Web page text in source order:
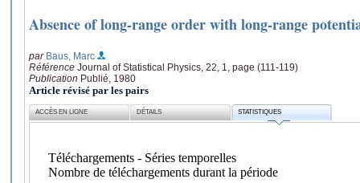
Absence of long-range order with long-range
par Baus, Marc
Référence Journal of Statistical Physics, 22, 1, page (111-119)
Publication Publié, 1980
Article révisé par les pairs
ACCÈS EN LIGNE DÉTAILS STATISTIQUES